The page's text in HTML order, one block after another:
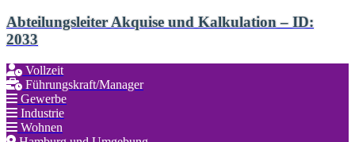
Abteilungsleiter Akquise und Kalkulation – ID:
2033
Vollzeit
Führungskraft/Manager
Gewerbe
Industrie
Wohnen